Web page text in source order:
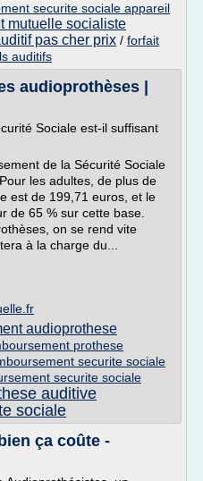
securite sociale appareil
mutuelle socialiste
pas cher prix / forfait
auditifs
audioprothèses |
Sociale est-il suffisant
de la Sécurité Sociale
les adultes, de plus de
est de 199,71 euros, et le
de 65 % sur cette base.
on se rend vite
à la charge du...
audioprothese
prothese
securite sociale
securite sociale
auditive
sociale
ça coûte -